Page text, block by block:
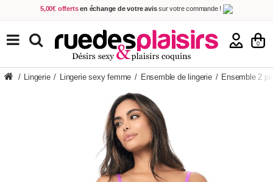
5,00€ offerts en échange de votre avissur votre commande !
Achetez aujourd'hui. Décidez quand payer !
Livraison en 48h
au prix de 2,90 € ! (Offerte dès 69,00€ d'achat)
0
TOUS NOS PRODUITS
/ Lingerie / Lingerie sexy femme / Ensemble de lingerie / Ensemble 2